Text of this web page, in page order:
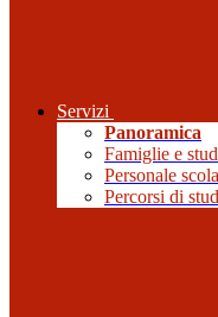
Servizi
Panoramica
Famiglie e
Personale
Percorsi di